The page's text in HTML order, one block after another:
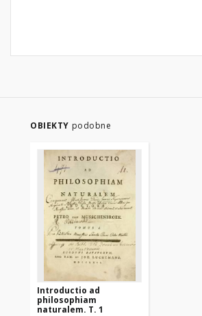
OBIEKTY podobne
Introductio ad
philosophiam
naturalem. T. 1